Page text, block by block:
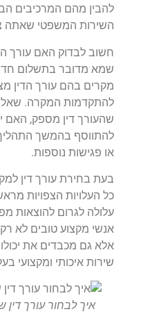
להבין מהם המרכיבים
השירות המשפטי שאתה
חשוב לבדוק האם עורך
שמא מדובר בתשלום חד
מקרים בהם עורך הדין
להתקדמות המקרה. שאל
שהעורך דין מספק, האם
להתווסף בהמשך
או פגישות נוספות.
בעת בחירת עורך דין
כל העלויות הצפויות
עלולה לגרום להוצאות
אנשי מקצוע טובים לא
אלא גם מכבדים את
שירות איכותי ומקצועי
איך לבחור עורך